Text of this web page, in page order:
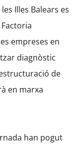
Illes Balears es
empreses en
diagnòstic
de
en marxa
han pogut